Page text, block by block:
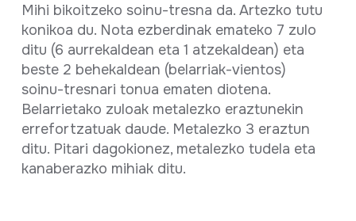
Mihi bikoitzeko soinu-tresna da. Artezko tutu
konikoa du. Nota ezberdinak emateko 7 zulo
ditu (6 aurrekaldean eta 1 atzekaldean) eta
beste 2 behekaldean (belarriak-vientos)
soinu-tresnari tonua ematen diotena.
Belarrietako zuloak metalezko eraztunekin
errefortzatuak daude. Metalezko 3 eraztun
ditu. Pitari dagokionez, metalezko tudela eta
kanaberazko mihiak ditu.